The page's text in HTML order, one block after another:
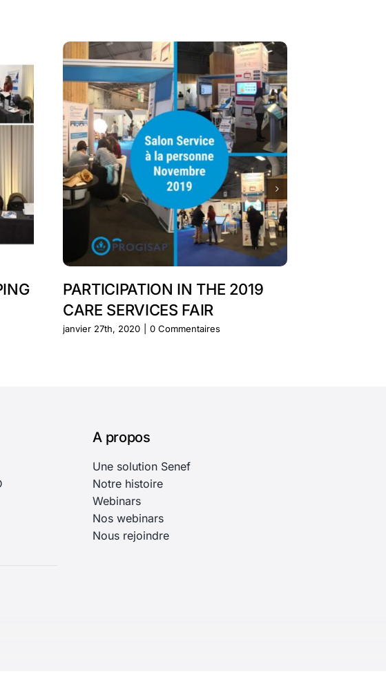
PARTICIPATION IN THE 2019
CARE SERVICES FAIR
janvier 27th, 2020 0 Commentaires
A propos
Une solution Senef
Notre histoire
Webinars
Nos webinars
Nous rejoindre